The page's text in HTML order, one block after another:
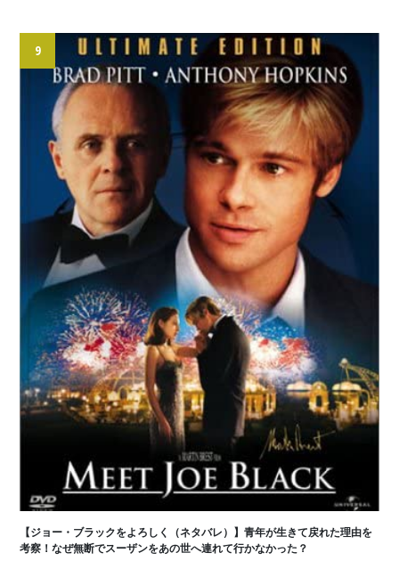
9
【ジョー・ブラックをよろしく（ネタバレ）】青年が生きて戻れた理由を
考察！なぜ無断でスーザンをあの世へ連れて行かなかった？